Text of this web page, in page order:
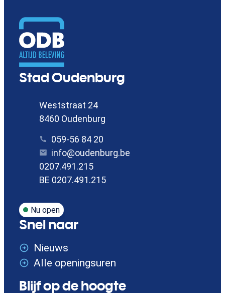
Contact
Stad Oudenburg
Nu open
AdresWeststraat 24
,8460 Oudenburg
059-56 84 20
E-mail
info@oudenburg.be
Ondernemingsnummer
0207.491.215
BTW nr.BE 0207.491.215
Snel naar
Nieuws
Alle openingsuren
Blijf op de hoogte